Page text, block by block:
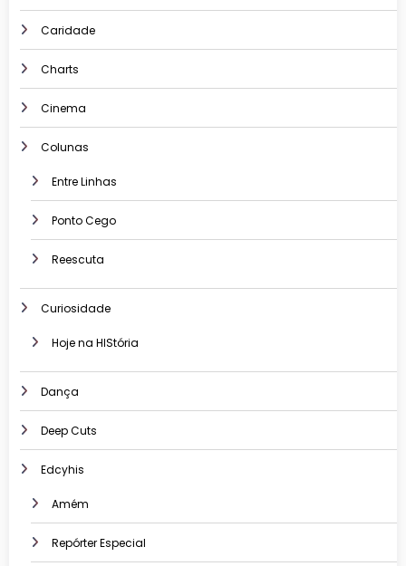
Caridade
Charts
Cinema
Colunas
Entre Linhas
Ponto Cego
Reescuta
Curiosidade
Hoje na HIStória
Dança
Deep Cuts
Edcyhis
Amém
Repórter Especial